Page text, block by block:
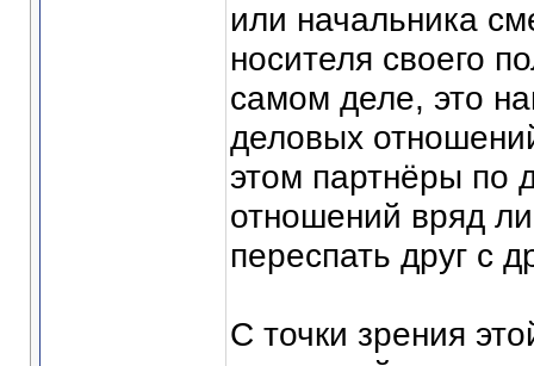
или начальника
носителя своего
самом деле, это
деловых
этом партнёры по
отношений вряд
переспать друг с
С точки зрения